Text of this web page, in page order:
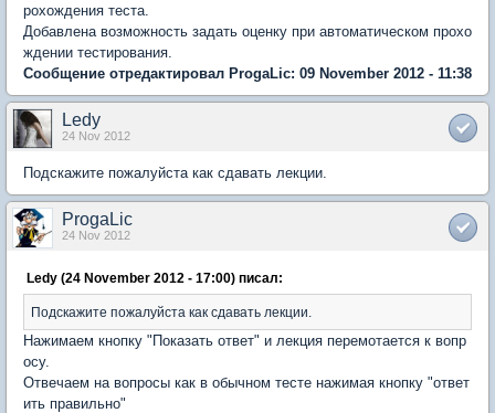
рохождения теста.
Добавлена возможность задать оценку при автоматическом прохо
ждении тестирования.
Сообщение отредактировал ProgaLic: 09 November 2012 - 11:38
Ledy
24 Nov 2012
Подскажите пожалуйста как сдавать лекции.
ProgaLic
24 Nov 2012
Ledy (24 November 2012 - 17:00) писал:
Подскажите пожалуйста как сдавать лекции.
Нажимаем кнопку "Показать ответ" и лекция перемотается к вопр
осу.
Отвечаем на вопросы как в обычном тесте нажимая кнопку "ответ
ить правильно"